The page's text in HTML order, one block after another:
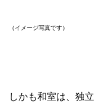
（イメージ写真です）
しかも和室は、独